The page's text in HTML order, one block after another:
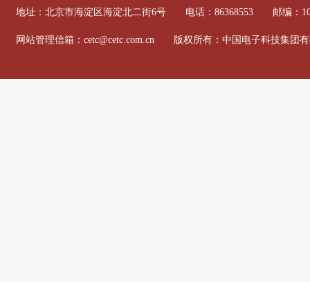
地址：北京市海淀区海淀北二街6号 电话：86368553 邮编：
网站管理信箱：cetc@cetc.com.cn 版权所有：中国电子科技集团